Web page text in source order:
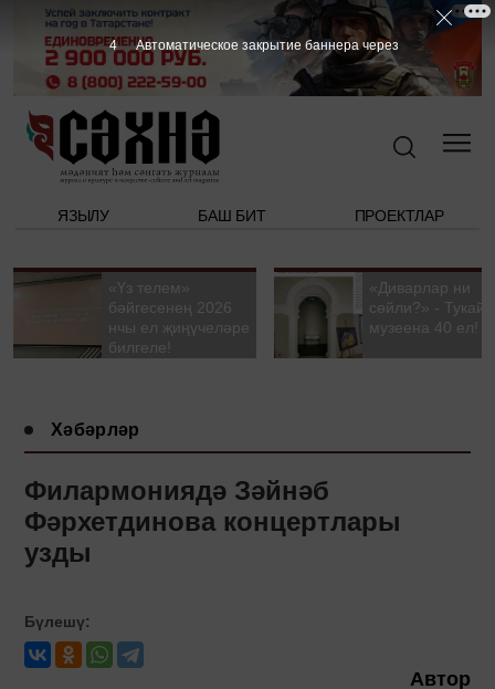
ЯЗЫЛУ БАШ БИТ ПРОЕКТЛАР
«Үз телем»
бәйгесенең 2026
нчы ел җиңүчеләре
билгеле!
«Диварлар ни
сөйли?» - Тукай
музеена 40 ел!
Хәбәрләр
Филармониядә Зәйнәб
Фәрхетдинова концертлары
узды
Бүлешү:
Автор
3 Автоматическое закрытие баннера через